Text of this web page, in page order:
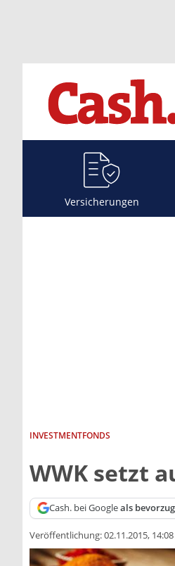
Versicherungen
INVESTMENTFONDS
WWK setzt
Cash. bei Googleals
Veröffentlichung:02.11.2015,